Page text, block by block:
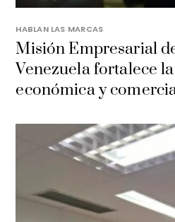
HABLAN LAS MARCAS
Misión Empresarial
Venezuela fortalece
económica y